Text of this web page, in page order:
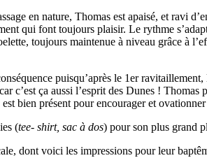
en nature, Thomas est apaisé, et ravi
qui font toujours plaisir. Le rythme
toujours maintenue à niveau grâce à
puisqu’après le 1er
c’est ça aussi l’esprit des Dunes !
bien présent pour encourager et
(tee- shirt, sac à dos) pour son plus grand
dont voici les impressions pour leur